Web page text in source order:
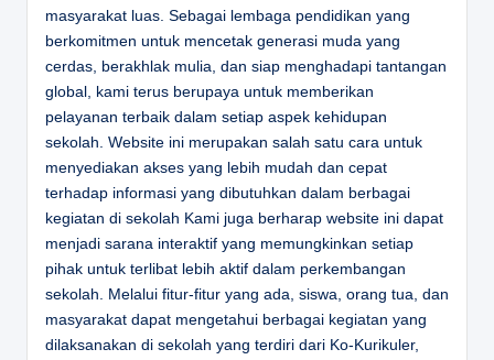
masyarakat luas. Sebagai lembaga pendidikan yang
berkomitmen untuk mencetak generasi muda yang
cerdas, berakhlak mulia, dan siap menghadapi tantangan
global, kami terus berupaya untuk memberikan
pelayanan terbaik dalam setiap aspek kehidupan
sekolah. Website ini merupakan salah satu cara untuk
menyediakan akses yang lebih mudah dan cepat
terhadap informasi yang dibutuhkan dalam berbagai
kegiatan di sekolah Kami juga berharap website ini dapat
menjadi sarana interaktif yang memungkinkan setiap
pihak untuk terlibat lebih aktif dalam perkembangan
sekolah. Melalui fitur-fitur yang ada, siswa, orang tua, dan
masyarakat dapat mengetahui berbagai kegiatan yang
dilaksanakan di sekolah yang terdiri dari Ko-Kurikuler,